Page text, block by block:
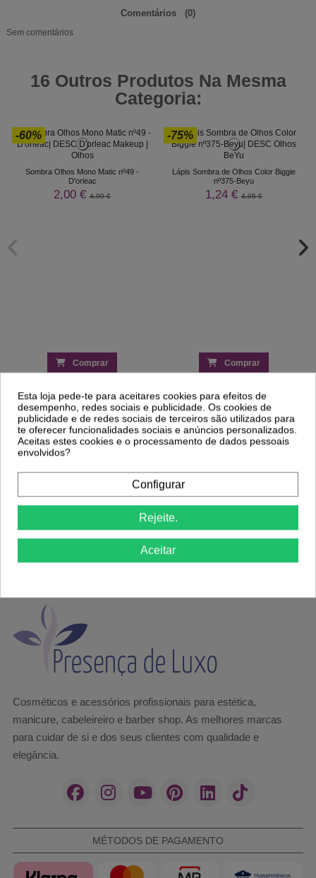
Comentários (0)
Sem comentários
16 Outros Produtos Na Mesma
Categoria:
-60%
Sombra Olhos Mono Matic nº49 -
D'orleac
2,00 € 4,99 €
Comprar
-75%
Lápis Sombra de Olhos Color Biggie
nº375-Beyu
1,24 € 4,95 €
Comprar
a partir de 39€ apenas para Península
Cosméticos e acessórios profissionais para estética,
manicure, cabeleireiro e barber shop. As melhores marcas
para cuidar de si e dos seus clientes com qualidade e
elegância.
MÉTODOS DE PAGAMENTO
Esta loja pede-te para aceitares cookies para efeitos de
desempenho, redes sociais e publicidade. Os cookies de
publicidade e de redes sociais de terceiros são utilizados para
te oferecer funcionalidades sociais e anúncios personalizados.
Aceitas estes cookies e o processamento de dados pessoais
envolvidos?
Configurar
Rejeite.
Aceitar